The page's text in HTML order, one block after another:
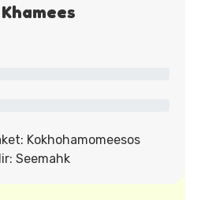
Kokhohamomeesos
Seemahk